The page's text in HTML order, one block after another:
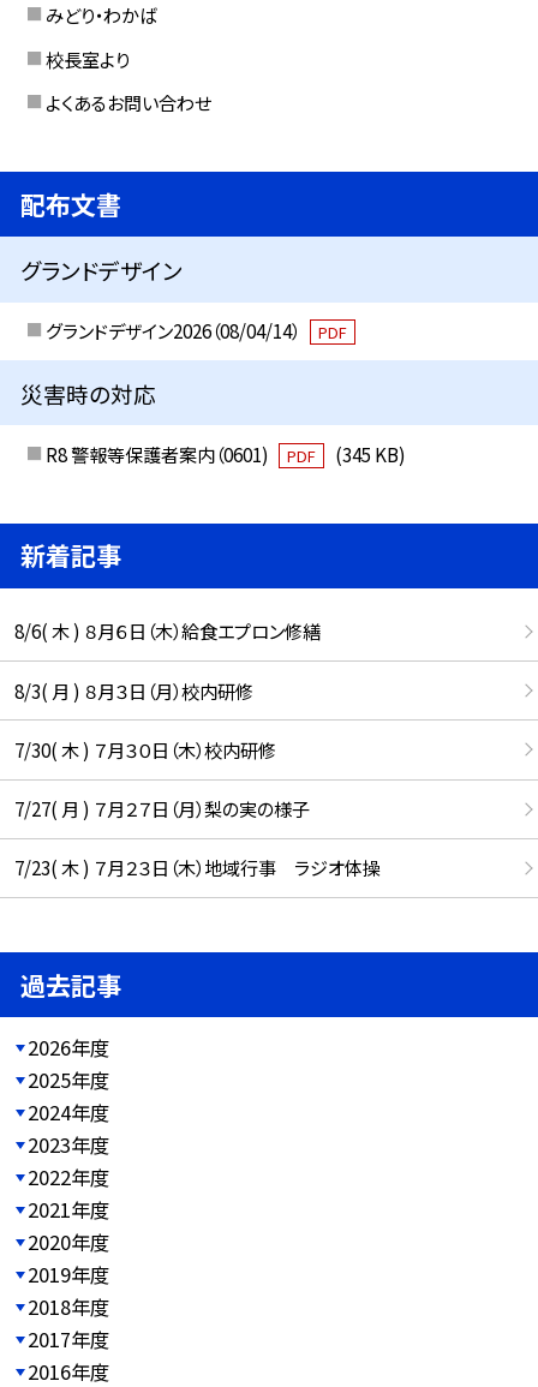
みどり・わかば
校長室より
よくあるお問い合わせ
配布文書
グランドデザイン
グランドデザイン2026（08/04/14） PDF
災害時の対応
R8 警報等保護者案内（0601) PDF (345 KB)
新着記事
8/6( 木 ) ８月６日（木）給食エプロン修繕
8/3( 月 ) ８月３日（月）校内研修
7/30( 木 ) ７月３０日（木）校内研修
7/27( 月 ) ７月２７日（月）梨の実の様子
7/23( 木 ) ７月２３日（木）地域行事 ラジオ体操
過去記事
2026年度
2025年度
2024年度
2023年度
2022年度
2021年度
2020年度
2019年度
2018年度
2017年度
2016年度